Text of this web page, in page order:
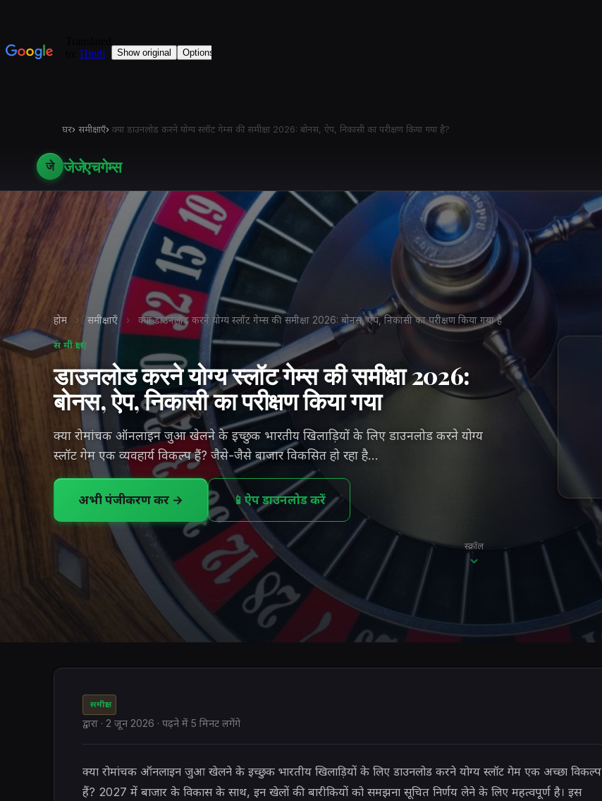
घर› समीक्षाएँ› क्या डाउनलोड करने योग्य स्लॉट गेम्स की समीक्षा 2026: बोनस, ऐप, निकासी का परीक्षण किया गया है?
जे जेजेएचगेम्स
होम › समीक्षाएँ › क्या डाउनलोड करने योग्य स्लॉट गेम्स की समीक्षा 2026: बोनस, ऐप, निकासी का परीक्षण किया गया है
समीक्षाएं
डाउनलोड करने योग्य स्लॉट गेम्स की समीक्षा 2026:
बोनस, ऐप, निकासी का परीक्षण किया गया
क्या रोमांचक ऑनलाइन जुआ खेलने के इच्छुक भारतीय खिलाड़ियों के लिए डाउनलोड करने योग्य
स्लॉट गेम एक व्यवहार्य विकल्प हैं? जैसे-जैसे बाजार विकसित हो रहा है...
अभी पंजीकरण करें → 📱 ऐप डाउनलोड करें
स्क्रॉल
समीक्षा
द्वारा · 2 जून 2026 · पढ़ने में 5 मिनट लगेंगे
क्या रोमांचक ऑनलाइन जुआ खेलने के इच्छुक भारतीय खिलाड़ियों के लिए डाउनलोड करने योग्य स्लॉट गेम एक अच्छा विकल्प
हैं? 2027 में बाजार के विकास के साथ, इन खेलों की बारीकियों को समझना सूचित निर्णय लेने के लिए महत्वपूर्ण है। इस